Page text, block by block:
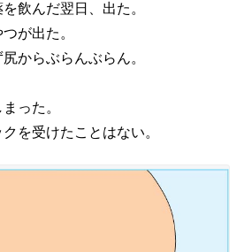
飲んだ翌日、出た。
が出た。
からぶらんぶらん。
った。
を受けたことはない。